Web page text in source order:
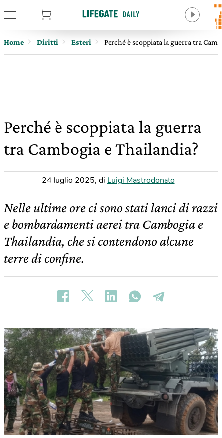
Home Diritti Esteri Perché è scoppiata la guerra tra
Perché è scoppiata la guerra
tra Cambogia e Thailandia?
24 luglio 2025, di Luigi Mastrodonato
Nelle ultime ore ci sono stati lanci di razzi
e bombardamenti aerei tra Cambogia e
Thailandia, che si contendono alcune
terre di confine.